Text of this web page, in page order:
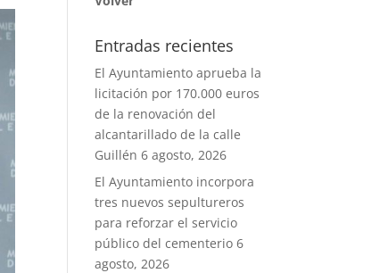
Entradas recientes
El Ayuntamiento aprueba la
licitación por 170.000 euros
de la renovación del
alcantarillado de la calle
Guillén 6 agosto, 2026
El Ayuntamiento incorpora
tres nuevos sepultureros
para reforzar el servicio
público del cementerio 6
agosto, 2026